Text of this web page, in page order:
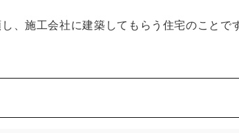
、施工会社に建築してもらう住宅のことです